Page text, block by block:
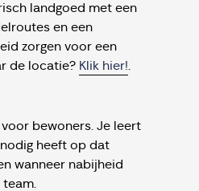
landgoed met een
en een
zorgen voor een
de locatie? Klik hier!
bewoners. Je leert
heeft op dat
wanneer nabijheid